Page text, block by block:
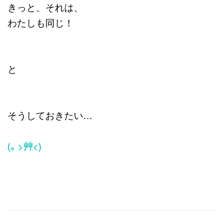
きっと、それは、
わたしも同じ！
と
そうしておきたい…
(｡ >艸<)